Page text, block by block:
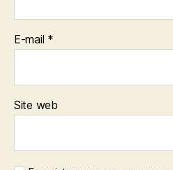
E-mail *
Site web